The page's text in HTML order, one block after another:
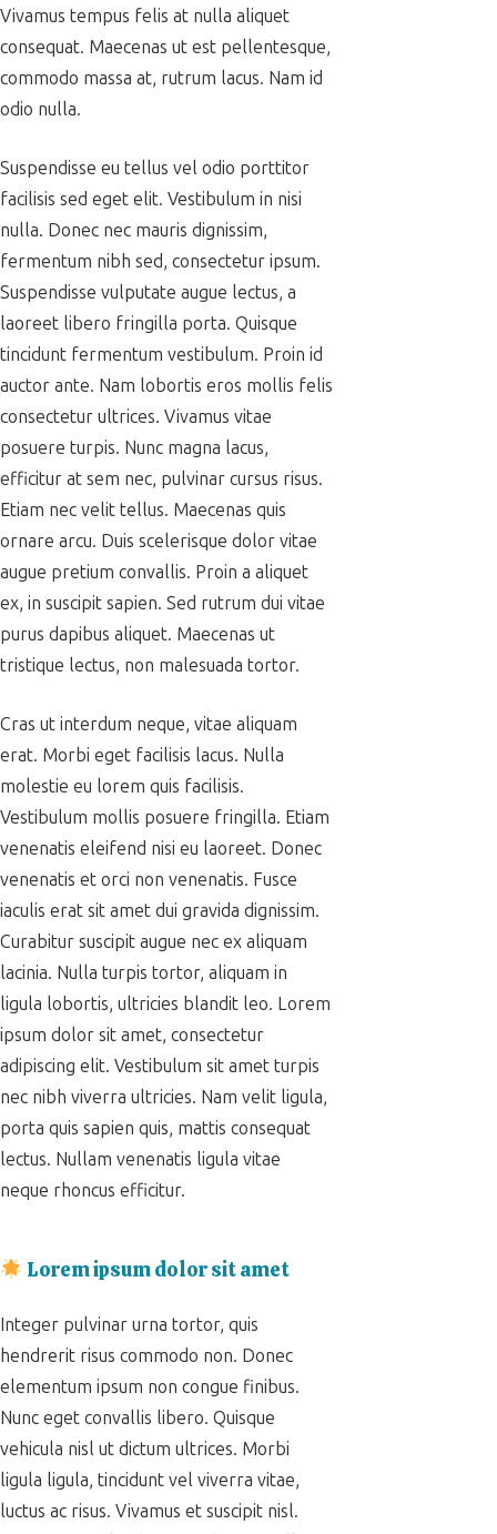
Vivamus tempus felis at nulla aliquet
consequat. Maecenas ut est pellentesque,
commodo massa at, rutrum lacus. Nam id
odio nulla.
Suspendisse eu tellus vel odio porttitor
facilisis sed eget elit. Vestibulum in nisi
nulla. Donec nec mauris dignissim,
fermentum nibh sed, consectetur ipsum.
Suspendisse vulputate augue lectus, a
laoreet libero fringilla porta. Quisque
tincidunt fermentum vestibulum. Proin id
auctor ante. Nam lobortis eros mollis felis
consectetur ultrices. Vivamus vitae
posuere turpis. Nunc magna lacus,
efficitur at sem nec, pulvinar cursus risus.
Etiam nec velit tellus. Maecenas quis
ornare arcu. Duis scelerisque dolor vitae
augue pretium convallis. Proin a aliquet
ex, in suscipit sapien. Sed rutrum dui vitae
purus dapibus aliquet. Maecenas ut
tristique lectus, non malesuada tortor.
Cras ut interdum neque, vitae aliquam
erat. Morbi eget facilisis lacus. Nulla
molestie eu lorem quis facilisis.
Vestibulum mollis posuere fringilla. Etiam
venenatis eleifend nisi eu laoreet. Donec
venenatis et orci non venenatis. Fusce
iaculis erat sit amet dui gravida dignissim.
Curabitur suscipit augue nec ex aliquam
lacinia. Nulla turpis tortor, aliquam in
ligula lobortis, ultricies blandit leo. Lorem
ipsum dolor sit amet, consectetur
adipiscing elit. Vestibulum sit amet turpis
nec nibh viverra ultricies. Nam velit ligula,
porta quis sapien quis, mattis consequat
lectus. Nullam venenatis ligula vitae
neque rhoncus efficitur.
Lorem ipsum dolor sit amet
Integer pulvinar urna tortor, quis
hendrerit risus commodo non. Donec
elementum ipsum non congue finibus.
Nunc eget convallis libero. Quisque
vehicula nisl ut dictum ultrices. Morbi
ligula ligula, tincidunt vel viverra vitae,
luctus ac risus. Vivamus et suscipit nisl.